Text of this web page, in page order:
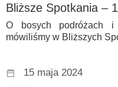
Bliższe Spotkania –
O bosych podróżach
mówiliśmy w Bliższych
15 maja 2024